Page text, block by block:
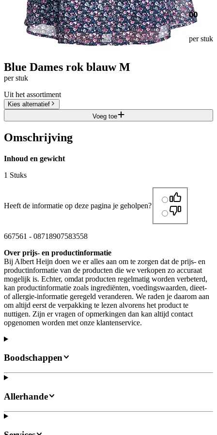
00
per stuk
Blue Dames rok blauw M
per stuk
Uit het assortiment
Kies alternatief
Voeg toe
Omschrijving
Inhoud en gewicht
1 Stuks
Heeft de informatie op deze pagina je geholpen?
667561 - 08718907583558
Over prijs- en productinformatie
Bij Albert Heijn doen we er alles aan om te zorgen dat de prijs- en
productinformatie van de producten die we verkopen zo accuraat
mogelijk is. Echter, omdat producten regelmatig worden verbeterd,
kan productinformatie zoals ingrediënten, voedingswaarden, dieet-
of allergie-informatie geregeld veranderen. We raden je daarom aan
om altijd eerst de verpakking te lezen alvorens het product te
nuttigen. Zijn er vragen of opmerkingen dan kan altijd contact
opgenomen worden met onze klantenservice.
Boodschappen
Allerhande